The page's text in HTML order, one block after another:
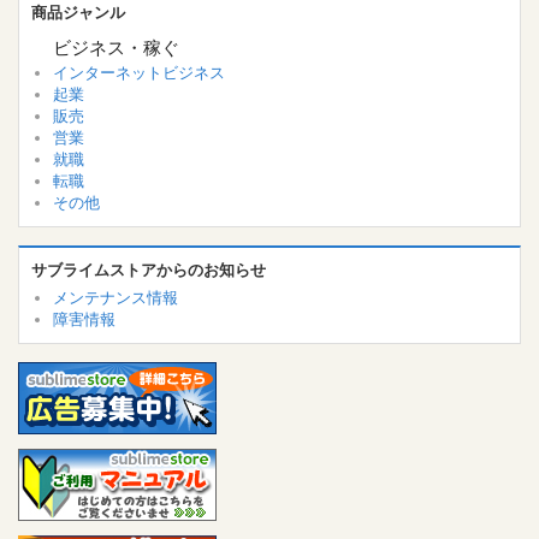
商品ジャンル
ビジネス・稼ぐ
インターネットビジネス
起業
販売
営業
就職
転職
その他
サブライムストアからのお知らせ
メンテナンス情報
障害情報